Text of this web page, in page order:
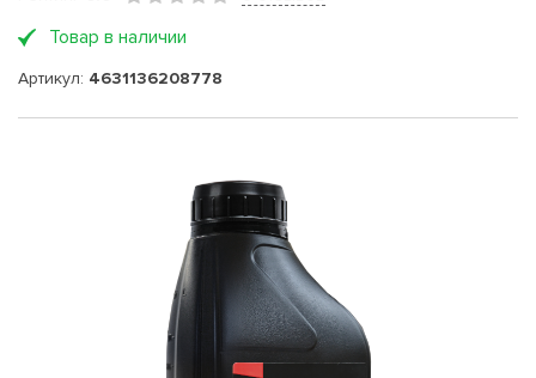
Товар в наличии
Артикул: 4631136208778